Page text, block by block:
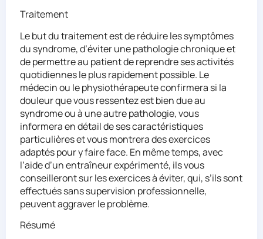
Traitement
Le but du traitement est de réduire les symptômes
du syndrome, d’éviter une pathologie chronique et
de permettre au patient de reprendre ses activités
quotidiennes le plus rapidement possible. Le
médecin ou le physiothérapeute confirmera si la
douleur que vous ressentez est bien due au
syndrome ou à une autre pathologie, vous
informera en détail de ses caractéristiques
particulières et vous montrera des exercices
adaptés pour y faire face. En même temps, avec
l’aide d’un entraîneur expérimenté, ils vous
conseilleront sur les exercices à éviter, qui, s’ils sont
effectués sans supervision professionnelle,
peuvent aggraver le problème.
Résumé